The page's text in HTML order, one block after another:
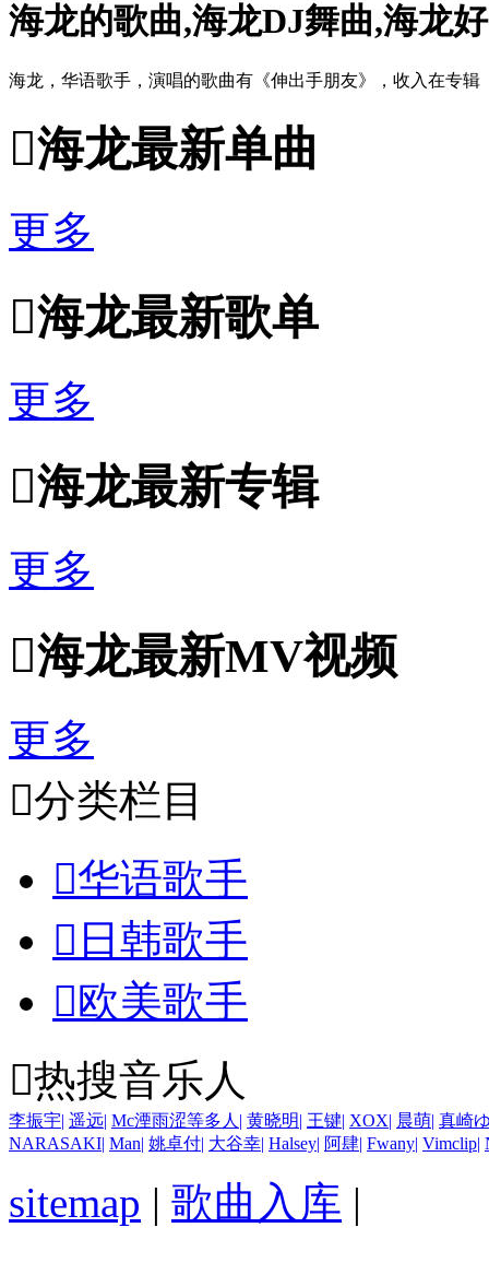
海龙的歌曲,海龙DJ舞曲,海龙
海龙，华语歌手，演唱的歌曲有《伸出手朋友》，收入在专辑
海龙最新单曲
更多
海龙最新歌单
更多
海龙最新专辑
更多
海龙最新MV视频
更多
分类栏目
华语歌手
 日韩歌手
欧美歌手
热搜音乐人
李振宇| 遥远| Mc湮雨涩等多人 | 黄晓明| 王键| XOX| 晨萌| 真崎
NARASAKI| Man| 姚卓付| 大谷幸| Halsey| 阿肆| Fwany| Vimclip|
sitemap | 歌曲入库 |